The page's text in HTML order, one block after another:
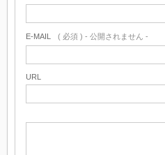
E-MAIL ( 必須 ) - 公開されません -
URL